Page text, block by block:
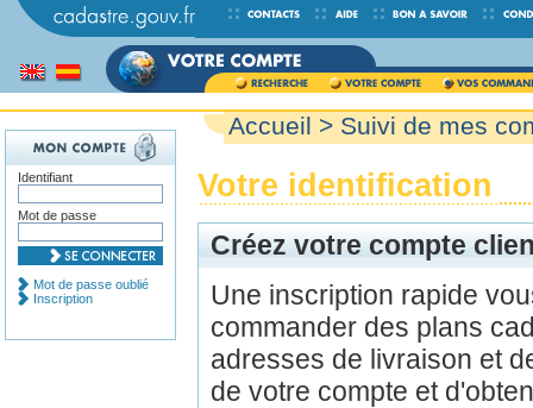
Accueil > Suivi de mes
Votre identification
Créez votre compte
Une inscription rapide
commander des plans
adresses de livraison et
de votre compte et
Identifiant
Mot de passe
Mot de passe oublié
Inscription